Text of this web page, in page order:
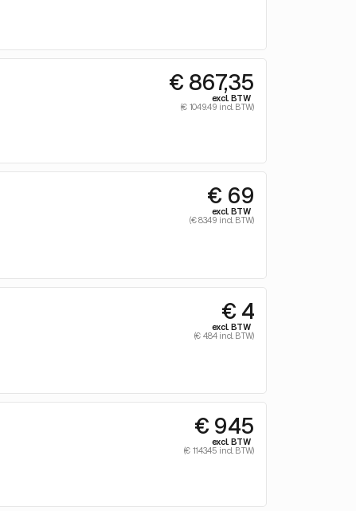
€ 867,35
excl. BTW
(€ 1049.49 incl. BTW)
€ 69
excl. BTW
(€ 83.49 incl. BTW)
€ 4
excl. BTW
(€ 4.84 incl. BTW)
€ 945
excl. BTW
(€ 1143.45 incl. BTW)